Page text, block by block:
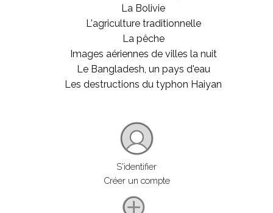
La Bolivie
L'agriculture traditionnelle
La pêche
Images aériennes de villes la nuit
Le Bangladesh, un pays d'eau
Les destructions du typhon Haiyan
S'identifier
Créer un compte